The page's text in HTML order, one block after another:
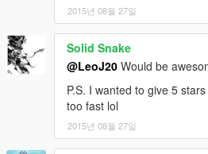
2015년 08월 27일
Solid Snake
@LeoJ20 Would be
P.S. I wanted to give 5
too fast lol
2015년 08월 27일